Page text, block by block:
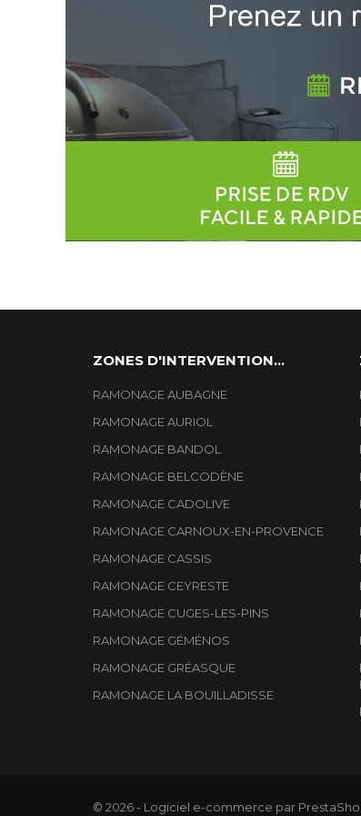
ZONES D'INTERVENTION...
RAMONAGE AUBAGNE
RAMONAGE AURIOL
RAMONAGE BANDOL
RAMONAGE BELCODÈNE
RAMONAGE CADOLIVE
RAMONAGE CARNOUX-EN-PROVENCE
RAMONAGE CASSIS
RAMONAGE CEYRESTE
RAMONAGE CUGES-LES-PINS
RAMONAGE GÉMÉNOS
RAMONAGE GRÉASQUE
RAMONAGE LA BOUILLADISSE
© 2026 - Logiciel e-commerce par